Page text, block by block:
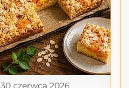
30 czerwca 2026